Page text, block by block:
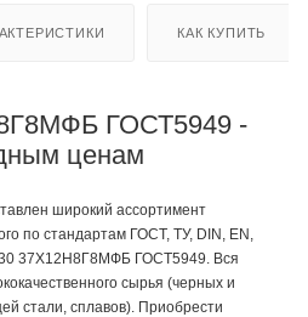
КАК КУПИТЬ
ГОСТ5949 -
ценам
широкий ассортимент
по стандартам ГОСТ, ТУ, DIN, EN,
37Х12Н8Г8МФБ ГОСТ5949. Вся
сырья (черных и
стали, сплавов). Приобрести